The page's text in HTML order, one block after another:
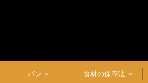
パン 食材の保存法